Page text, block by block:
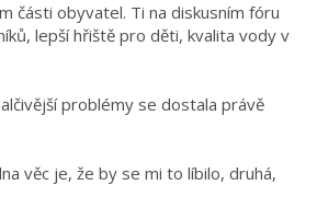
části obyvatel. Ti na diskusním fóru
lepší hřiště pro děti, kvalita vody v
problémy se dostala právě
věc je, že by se mi to líbilo, druhá,